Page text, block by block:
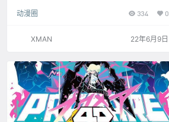
10话，为游戏《赛博朋克2077》外传动画。 由
的 山冈晃 参与制作。 监督：今石洋之 副监督：
宇佐義大、大塚雅彦 制片人·系列构成：宇…
动漫圈 334 0
XMAN 22年6月9日